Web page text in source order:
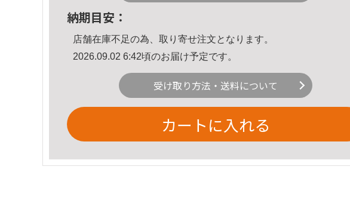
納期目安：
店舗在庫不足の為、取り寄せ注文となります。
2026.09.02 6:42頃のお届け予定です。
受け取り方法・送料について
カートに入れる